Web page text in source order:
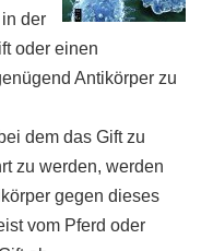
der
oder einen
Antikörper zu
dem das Gift zu
zu werden, werden
gegen dieses
vom Pferd oder